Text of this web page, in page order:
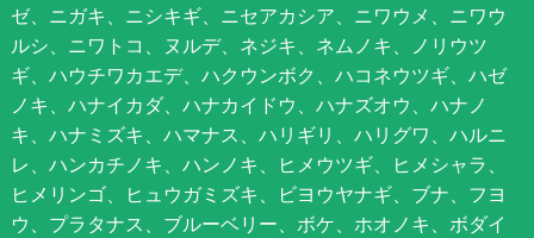
ゼ、ニガキ、ニシキギ、ニセアカシア、ニワウメ、ニワウ
ルシ、ニワトコ、ヌルデ、ネジキ、ネムノキ、ノリウツ
ギ、ハウチワカエデ、ハクウンボク、ハコネウツギ、ハゼ
ノキ、ハナイカダ、ハナカイドウ、ハナズオウ、ハナノ
キ、ハナミズキ、ハマナス、ハリギリ、ハリグワ、ハルニ
レ、ハンカチノキ、ハンノキ、ヒメウツギ、ヒメシャラ、
ヒメリンゴ、ヒュウガミズキ、ビヨウヤナギ、ブナ、フヨ
ウ、プラタナス、ブルーベリー、ボケ、ホオノキ、ボダイ